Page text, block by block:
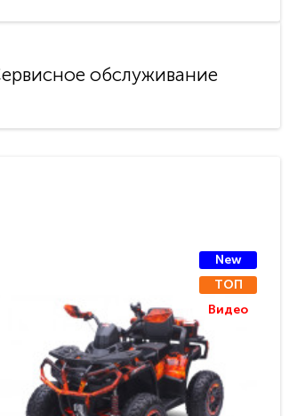
обслуживание
New
ТОП
Видео